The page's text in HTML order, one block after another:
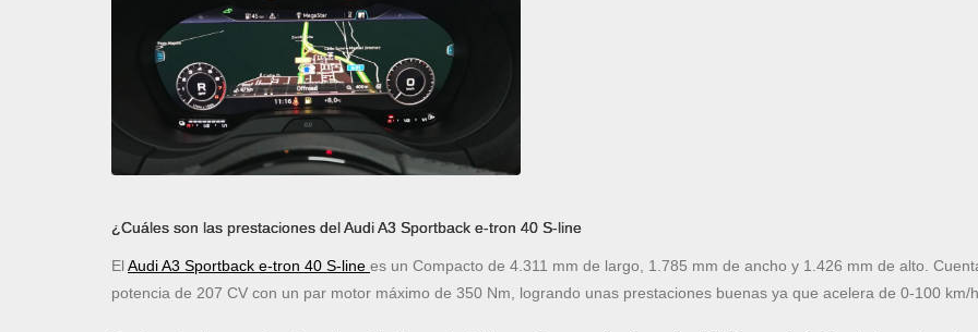
¿Cuáles son las prestaciones del Audi A3 Sportback e-tron 40 S-line
El Audi A3 Sportback e-tron 40 S-line es un Compacto de 4.311 mm de largo, 1.785 mm de ancho y 1.426 mm de alto.
potencia de 207 CV con un par motor máximo de 350 Nm, logrando unas prestaciones buenas ya que acelera de 0-100 km/